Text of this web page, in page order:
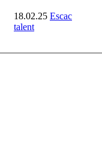
18.02.25 Escac
talent